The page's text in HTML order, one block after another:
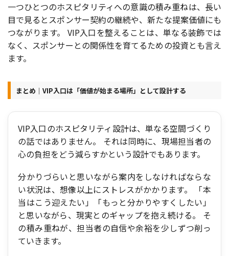
一つひとつのホスピタリティへの意識の積み重ねは、長い
目で見るとスポンサー契約の継続や、新たな提案価値にも
つながります。 VIP入口を整えることは、単なる装飾では
なく、スポンサーとの関係性を育てるための投資とも言え
ます。
まとめ｜VIP入口は「価値が始まる場所」として設計する
VIP入口のホスピタリティ設計は、単なる空間づくり
の話ではありません。 それは同時に、現場担当者の
心の負担をどう減らすかという設計でもあります。
分かりづらいと思いながら案内をしなければならな
い状況は、想像以上にストレスがかかります。 「本
当はこう迎えたい」「もっと分かりやすくしたい」
と思いながら、現実とのギャップを抱え続ける。 そ
の積み重ねが、担当者の自信や余裕を少しずつ削っ
ていきます。